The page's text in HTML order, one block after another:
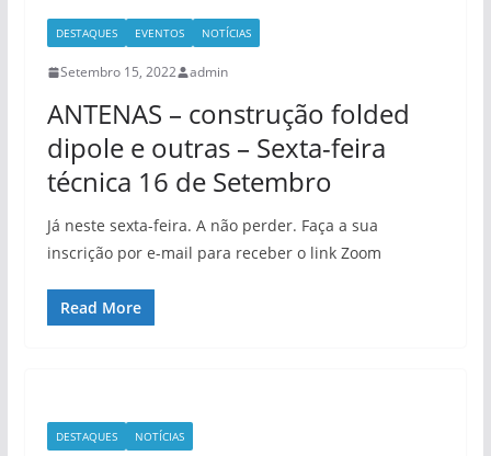
DESTAQUES EVENTOS NOTÍCIAS
Setembro 15, 2022 admin
ANTENAS – construção folded
dipole e outras – Sexta-feira
técnica 16 de Setembro
Já neste sexta-feira. A não perder. Faça a sua
inscrição por e-mail para receber o link Zoom
Read More
DESTAQUES NOTÍCIAS